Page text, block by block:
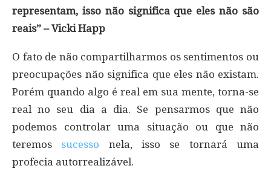
representam, isso não significa que eles não são
reais” – Vicki Happ
O fato de não compartilharmos os sentimentos ou
preocupações não significa que eles não existam.
Porém quando algo é real em sua mente, torna-se
real no seu dia a dia. Se pensarmos que não
podemos controlar uma situação ou que não
teremos sucesso nela, isso se tornará uma
profecia autorrealizável.